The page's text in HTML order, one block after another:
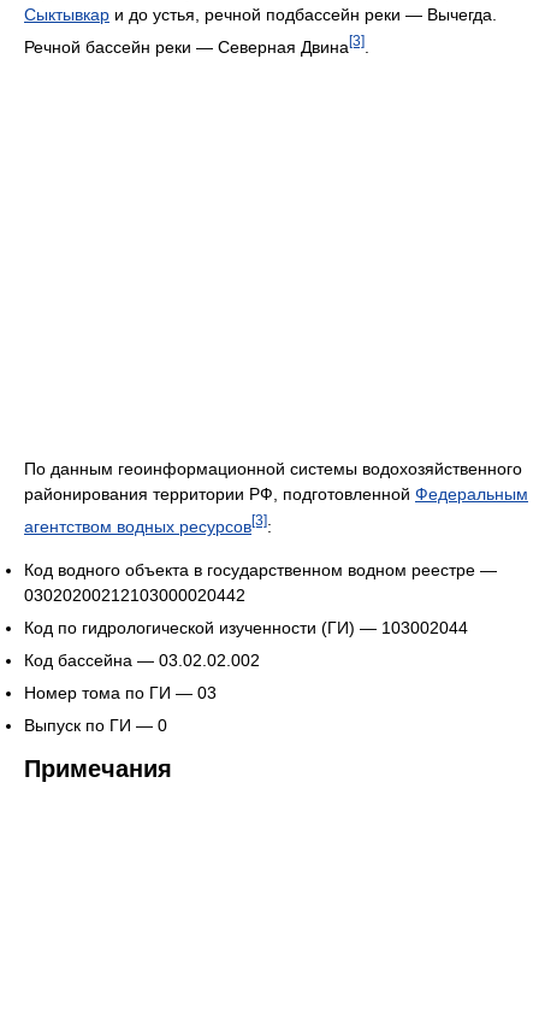
Сыктывкар и до устья, речной подбассейн реки — Вычегда.
Речной бассейн реки — Северная Двина[3]
По данным геоинформационной системы водохозяйственного
районирования территории РФ, подготовленной Федеральным
агентством водных ресурсов[3]:
Код водного объекта в государственном водном реестре —
03020200212103000020442
Код по гидрологической изученности (ГИ) — 103002044
Код бассейна — 03.02.02.002
Номер тома по ГИ — 03
Выпуск по ГИ — 0
Примечания